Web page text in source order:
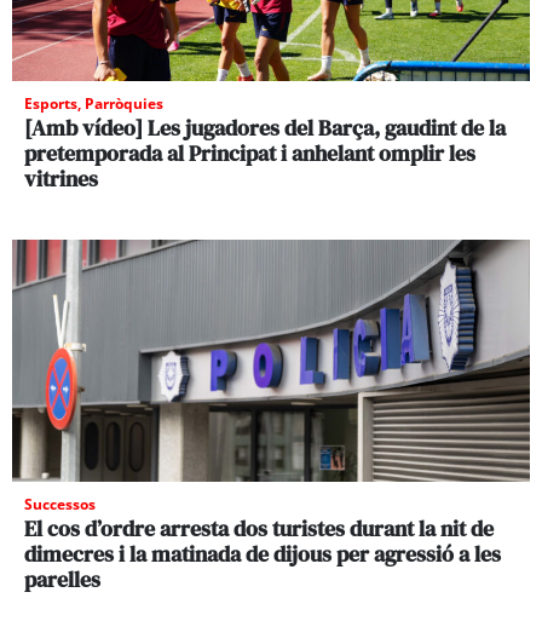
Esports, Parròquies
[Amb vídeo] Les jugadores del Barça, gaudint de la
pretemporada al Principat i anhelant omplir les
vitrines
Successos
El cos d’ordre arresta dos turistes durant la nit de
dimecres i la matinada de dijous per agressió a les
parelles